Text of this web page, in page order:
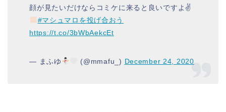
顔が見たいだけならコミケに来ると良いですよ✌
#マシュマロを投げ合おう
https://t.co/3bWbAekcEt
— まふゆ (@mmafu_) December 24, 2020